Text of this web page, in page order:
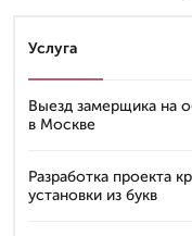
Услуга
Выезд замерщика на
в Москве
Разработка проекта
установки из букв